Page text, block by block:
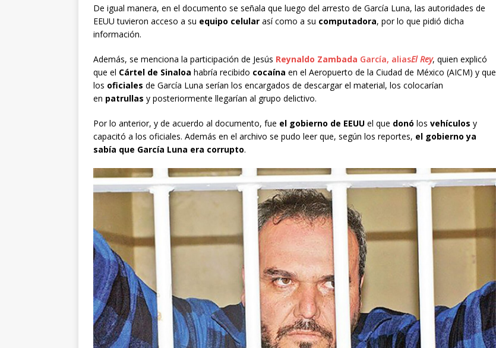
De igual manera, en el documento se señala que luego del arresto de García Luna, las autoridades de
EEUU tuvieron acceso a su equipo celular así como a su computadora, por lo que pidió dicha
información.
Además, se menciona la participación de Jesús Reynaldo Zambada García, aliasEl Rey, quien explicó
que el Cártel de Sinaloa habría recibido cocaína en el Aeropuerto de la Ciudad de México (AICM) y que
los oficiales de García Luna serían los encargados de descargar el material, los colocarían
en patrullas y posteriormente llegarían al grupo delictivo.
Por lo anterior, y de acuerdo al documento, fue el gobierno de EEUU el que donó los vehículos y
capacitó a los oficiales. Además en el archivo se pudo leer que, según los reportes, el gobierno ya
sabía que García Luna era corrupto.